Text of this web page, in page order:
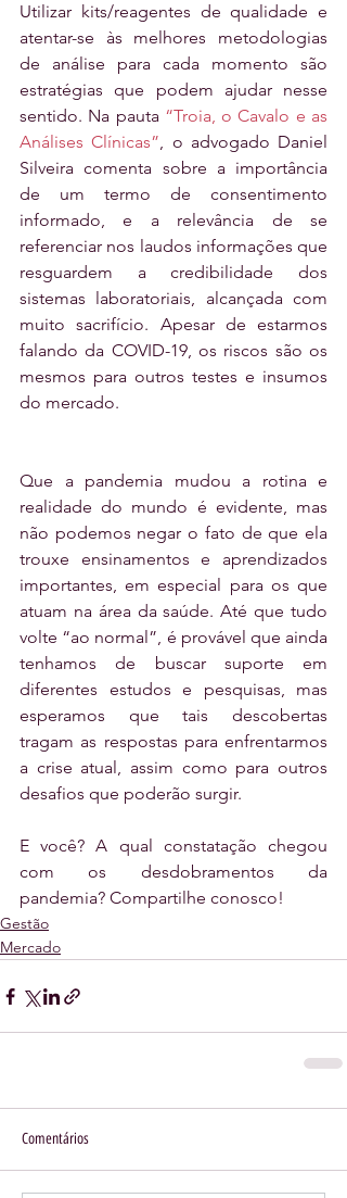
Utilizar kits/reagentes de qualidade e
atentar-se às melhores metodologias
de análise para cada momento são
estratégias que podem ajudar nesse
sentido. Na pauta “Troia, o Cavalo e as
Análises Clínicas”, o advogado Daniel
Silveira comenta sobre a importância
de um termo de consentimento
informado, e a relevância de se
referenciar nos laudos informações que
resguardem a credibilidade dos
sistemas laboratoriais, alcançada com
muito sacrifício. Apesar de estarmos
falando da COVID-19, os riscos são os
mesmos para outros testes e insumos
do mercado.
Que a pandemia mudou a rotina e
realidade do mundo é evidente, mas
não podemos negar o fato de que ela
trouxe ensinamentos e aprendizados
importantes, em especial para os que
atuam na área da saúde. Até que tudo
volte “ao normal”, é provável que ainda
tenhamos de buscar suporte em
diferentes estudos e pesquisas, mas
esperamos que tais descobertas
tragam as respostas para enfrentarmos
a crise atual, assim como para outros
desafios que poderão surgir.
E você? A qual constatação chegou
com os desdobramentos da
pandemia? Compartilhe conosco!
Gestão
Mercado
Comentários